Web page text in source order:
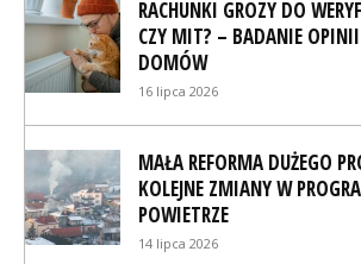
RACHUNKI GROZY DO
CZY MIT? – BADANIE OPINII
DOMÓW
16 lipca 2026
MAŁA REFORMA DUŻEGO
KOLEJNE ZMIANY W
POWIETRZE
14 lipca 2026